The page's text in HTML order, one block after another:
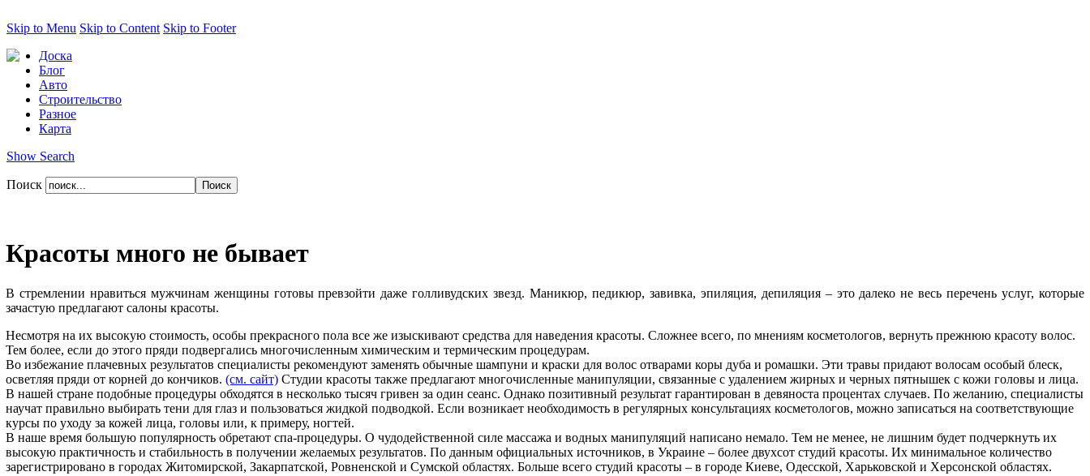
Skip to Menu Skip to Content Skip to Footer
Доска
Блог
Авто
Строительство
Разное
Карта
Show Search
Поиск
Красоты много не бывает
В стремлении нравиться мужчинам женщины готовы превзойти даже голливудских звезд. Маникюр, педикюр, завивка, эпиляция, депиляция – это далеко не весь перечень услуг, которые
зачастую предлагают салоны красоты.
Несмотря на их высокую стоимость, особы прекрасного пола все же изыскивают средства для наведения красоты. Сложнее всего, по мнениям косметологов, вернуть прежнюю красоту волос.
Тем более, если до этого пряди подвергались многочисленным химическим и термическим процедурам.
Во избежание плачевных результатов специалисты рекомендуют заменять обычные шампуни и краски для волос отварами коры дуба и ромашки. Эти травы придают волосам особый блеск,
осветляя пряди от корней до кончиков. (см. сайт) Студии красоты также предлагают многочисленные манипуляции, связанные с удалением жирных и черных пятнышек с кожи головы и лица.
В нашей стране подобные процедуры обходятся в несколько тысяч гривен за один сеанс. Однако позитивный результат гарантирован в девяноста процентах случаев. По желанию, специалисты
научат правильно выбирать тени для глаз и пользоваться жидкой подводкой. Если возникает необходимость в регулярных консультациях косметологов, можно записаться на соответствующие
курсы по уходу за кожей лица, головы или, к примеру, ногтей.
В наше время большую популярность обретают спа-процедуры. О чудодейственной силе массажа и водных манипуляций написано немало. Тем не менее, не лишним будет подчеркнуть их
высокую практичность и стабильность в получении желаемых результатов. По данным официальных источников, в Украине – более двухсот студий красоты. Их минимальное количество
зарегистрировано в городах Житомирской, Закарпатской, Ровненской и Сумской областях. Больше всего студий красоты – в городе Киеве, Одесской, Харьковской и Херсонской областях.